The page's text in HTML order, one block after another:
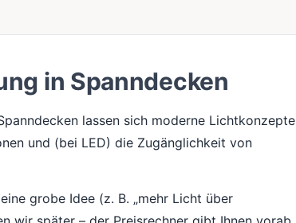
in Spanndecken
lassen sich moderne Lichtkonzepte
und (bei LED) die Zugänglichkeit von
grobe Idee (z. B. „mehr Licht über